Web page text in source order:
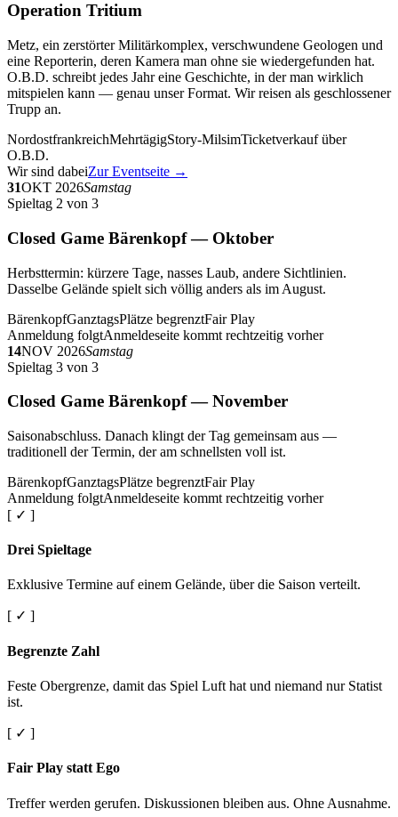
Operation Tritium
Metz, ein zerstörter Militärkomplex, verschwundene Geologen und
eine Reporterin, deren Kamera man ohne sie wiedergefunden hat.
O.B.D. schreibt jedes Jahr eine Geschichte, in der man wirklich
mitspielen kann — genau unser Format. Wir reisen als geschlossener
Trupp an.
NordostfrankreichMehrtägigStory-MilsimTicketverkauf über
O.B.D.
Wir sind dabeiZur Eventseite →
31OKT 2026Samstag
Spieltag 2 von 3
Closed Game Bärenkopf — Oktober
Herbsttermin: kürzere Tage, nasses Laub, andere Sichtlinien.
Dasselbe Gelände spielt sich völlig anders als im August.
BärenkopfGanztagsPlätze begrenztFair Play
Anmeldung folgtAnmeldeseite kommt rechtzeitig vorher
14NOV 2026Samstag
Spieltag 3 von 3
Closed Game Bärenkopf — November
Saisonabschluss. Danach klingt der Tag gemeinsam aus —
traditionell der Termin, der am schnellsten voll ist.
BärenkopfGanztagsPlätze begrenztFair Play
Anmeldung folgtAnmeldeseite kommt rechtzeitig vorher
[ ✓ ]
Drei Spieltage
Exklusive Termine auf einem Gelände, über die Saison verteilt.
[ ✓ ]
Begrenzte Zahl
Feste Obergrenze, damit das Spiel Luft hat und niemand nur Statist
ist.
[ ✓ ]
Fair Play statt Ego
Treffer werden gerufen. Diskussionen bleiben aus. Ohne Ausnahme.